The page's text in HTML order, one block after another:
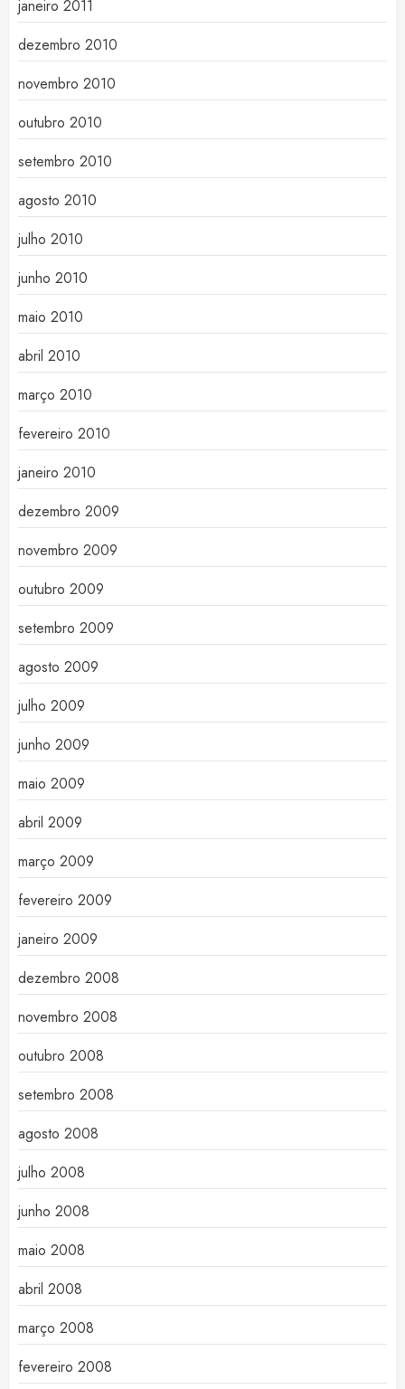
janeiro 2011
dezembro 2010
novembro 2010
outubro 2010
setembro 2010
agosto 2010
julho 2010
junho 2010
maio 2010
abril 2010
março 2010
fevereiro 2010
janeiro 2010
dezembro 2009
novembro 2009
outubro 2009
setembro 2009
agosto 2009
julho 2009
junho 2009
maio 2009
abril 2009
março 2009
fevereiro 2009
janeiro 2009
dezembro 2008
novembro 2008
outubro 2008
setembro 2008
agosto 2008
julho 2008
junho 2008
maio 2008
abril 2008
março 2008
fevereiro 2008